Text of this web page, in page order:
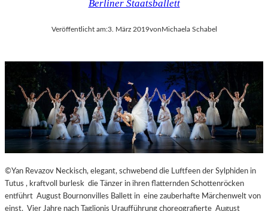
Berliner Staatsballett
Veröffentlicht am:3. März 2019von Michaela Schabel
©Yan Revazov Neckisch, elegant, schwebend die Luftfeen der Sylphiden in
Tutus , kraftvoll burlesk die Tänzer in ihren flatternden Schottenröcken
entführt August Bournonvilles Ballett in eine zauberhafte Märchenwelt von
einst. Vier Jahre nach Taglionis Uraufführung choreografierte August